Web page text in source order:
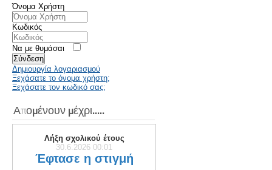
Όνομα Χρήστη
Κωδικός
Να με θυμάσαι
Σύνδεση
Δημιουργία λογαριασμού
Ξεχάσατε το όνομα χρήστη;
Ξεχάσατε τον κωδικό σας;
Απομένουν μέχρι.....
Λήξη σχολικού έτους
30.6.2026 00:01
Έφτασε η στιγμή